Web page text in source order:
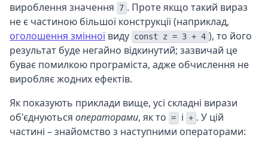
вироблення значення
7 . Проте якщо такий вираз
не є частиною більшої конструкції (наприклад,
оголошення змінноївиду const z = 3 + 4 ), то його
результат буде негайно відкинутий; зазвичай це
буває помилкою програміста, адже обчислення не
виробляє жодних ефектів.
Як показують приклади вище, усі складні вирази
об'єднуються операторами, як то = і + . У цій
частині – знайомство з наступними операторами: